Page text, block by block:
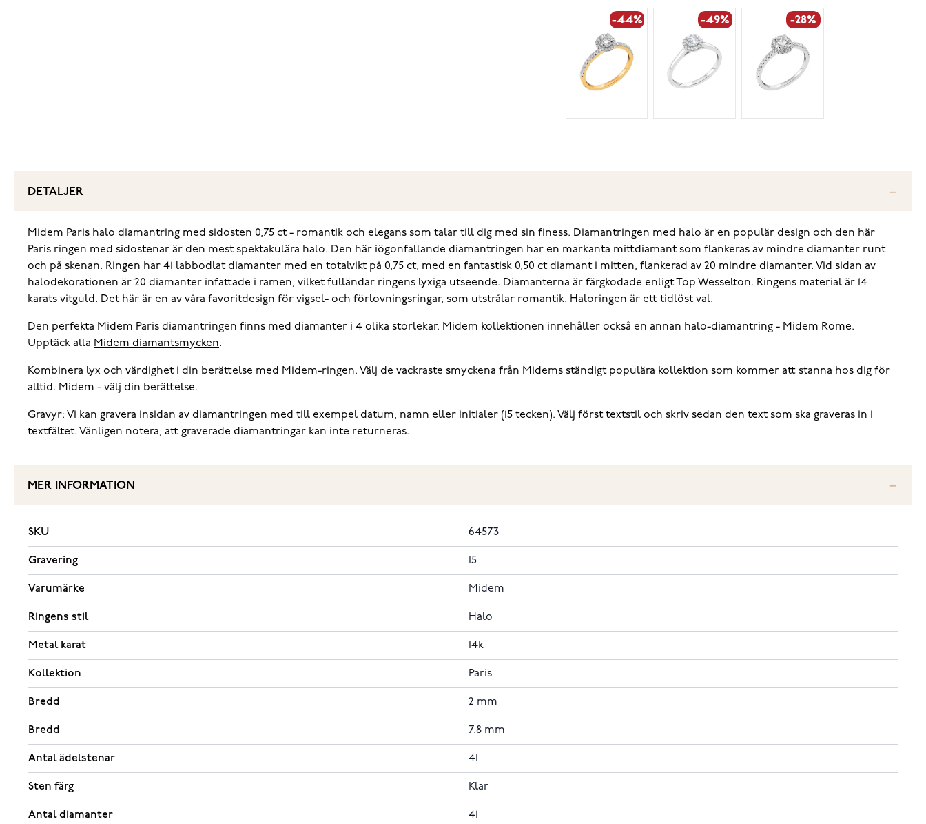
-44% -49% -28%
DETALJER
Midem Paris halo diamantring med sidosten 0,75 ct - romantik och elegans som talar till dig med sin finess. Diamantringen med halo är en populär design och den här
Paris ringen med sidostenar är den mest spektakulära halo. Den här iögonfallande diamantringen har en markanta mittdiamant som flankeras av mindre diamanter runt
och på skenan. Ringen har 41 labbodlat diamanter med en totalvikt på 0,75 ct, med en fantastisk 0,50 ct diamant i mitten, flankerad av 20 mindre diamanter. Vid sidan av
halodekorationen är 20 diamanter infattade i ramen, vilket fulländar ringens lyxiga utseende. Diamanterna är färgkodade enligt Top Wesselton. Ringens material är 14
karats vitguld. Det här är en av våra favoritdesign för vigsel- och förlovningsringar, som utstrålar romantik. Haloringen är ett tidlöst val.
Den perfekta Midem Paris diamantringen finns med diamanter i 4 olika storlekar. Midem kollektionen innehåller också en annan halo-diamantring - Midem Rome.
Upptäck alla Midem diamantsmycken.
Kombinera lyx och värdighet i din berättelse med Midem-ringen. Välj de vackraste smyckena från Midems ständigt populära kollektion som kommer att stanna hos dig för
alltid. Midem - välj din berättelse.
Gravyr: Vi kan gravera insidan av diamantringen med till exempel datum, namn eller initialer (15 tecken). Välj först textstil och skriv sedan den text som ska graveras in i
textfältet. Vänligen notera, att graverade diamantringar kan inte returneras.
MER INFORMATION
SKU 64573
Gravering 15
Varumärke Midem
Ringens stil Halo
Metal karat 14k
Kollektion Paris
Bredd 2 mm
Bredd 7.8 mm
Antal ädelstenar 41
Sten färg Klar
Antal diamanter 41